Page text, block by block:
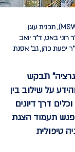
עינת ברסקין-לוין, (MSW), תכנית עוגן
רוני באט, ד"ר יואב
יפעת כהן, גב' אסנת
תבקש
על שילוב בין
דרך דיונים
תעמוד הצגת
טיפולית